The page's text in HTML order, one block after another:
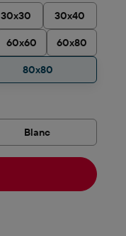
30x30 30x40
60x60 60x80
80x80
Blanc